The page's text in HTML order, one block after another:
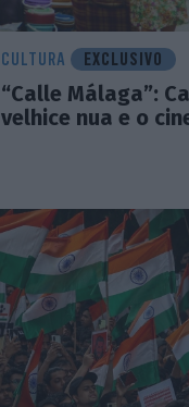
CULTURA EXCLUSIVO
“Calle Málaga”:
velhice nua e o